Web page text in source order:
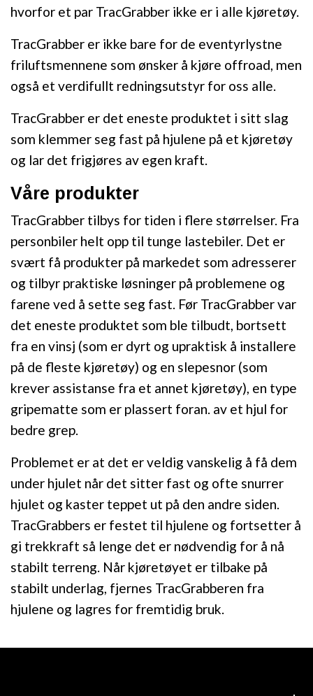
hvorfor et par TracGrabber ikke er i alle kjøretøy.
TracGrabber er ikke bare for de eventyrlystne
friluftsmennene som ønsker å kjøre offroad, men
også et verdifullt redningsutstyr for oss alle.
TracGrabber er det eneste produktet i sitt slag
som klemmer seg fast på hjulene på et kjøretøy
og lar det frigjøres av egen kraft.
Våre produkter
TracGrabber tilbys for tiden i flere størrelser. Fra
personbiler helt opp til tunge lastebiler. Det er
svært få produkter på markedet som adresserer
og tilbyr praktiske løsninger på problemene og
farene ved å sette seg fast. Før TracGrabber var
det eneste produktet som ble tilbudt, bortsett
fra en vinsj (som er dyrt og upraktisk å installere
på de fleste kjøretøy) og en slepesnor (som
krever assistanse fra et annet kjøretøy), en type
gripematte som er plassert foran. av et hjul for
bedre grep.
Problemet er at det er veldig vanskelig å få dem
under hjulet når det sitter fast og ofte snurrer
hjulet og kaster teppet ut på den andre siden.
TracGrabbers er festet til hjulene og fortsetter å
gi trekkraft så lenge det er nødvendig for å nå
stabilt terreng. Når kjøretøyet er tilbake på
stabilt underlag, fjernes TracGrabberen fra
hjulene og lagres for fremtidig bruk.